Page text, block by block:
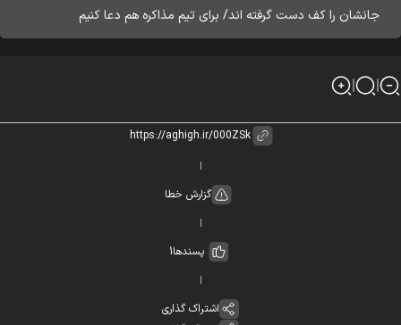
جانشان را کف دست گرفته اند/ برای تیم مذاکره هم دعا کنیم
گزارش خطا
پسندها1
اشتراک گذاری